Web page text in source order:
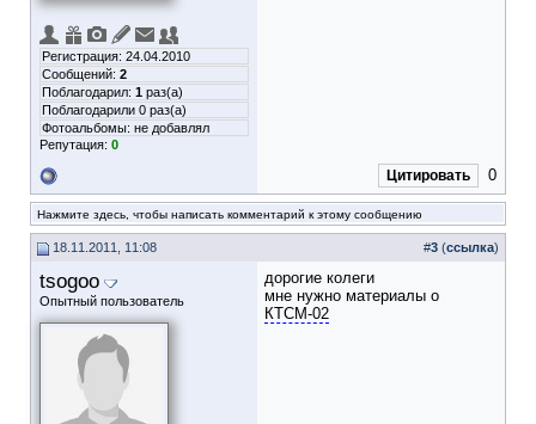
Регистрация: 24.04.2010
Сообщений: 2
Поблагодарил: 1 раз(а)
Поблагодарили 0 раз(а)
Фотоальбомы: не добавлял
Репутация: 0
Цитировать 0
Нажмите здесь, чтобы написать комментарий к этому сообщению
18.11.2011, 11:08 #3 (ссылка)
tsogoo
Опытный пользователь
дорогие колеги
мне нужно материалы о
КТСМ-02